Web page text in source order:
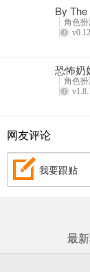
By
角色
恐怖奶
角色
网友评论
我要跟贴
最